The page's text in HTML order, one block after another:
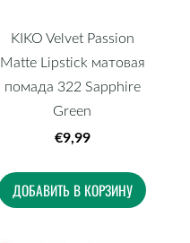
KIKO Velvet Passion
Matte Lipstick матовая
помада 322 Sapphire
Green
€9,99
ДОБАВИТЬ В КОРЗИНУ